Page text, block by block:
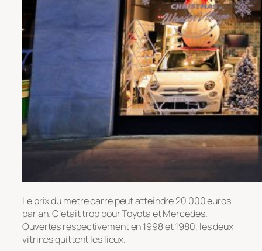
Le prix du mètre carré peut atteindre 20 000 euros
par an. C’était trop pour Toyota et Mercedes.
Ouvertes respectivement en 1998 et 1980, les deux
vitrines quittent les lieux.